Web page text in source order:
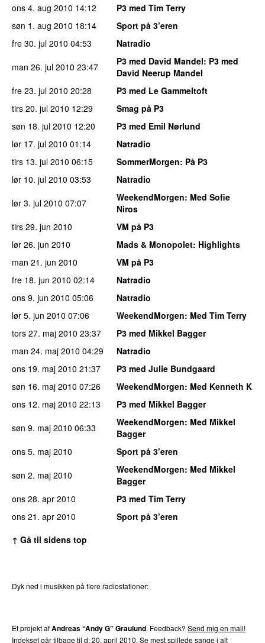
ons 4. aug 2010 14:12
P3 med Tim Terry
søn 1. aug 2010 18:14
Sport på 3’eren
fre 30. jul 2010 04:53
Natradio
man 26. jul 2010 23:47 P3 med David Mandel: P3 med
David Neerup Mandel
fre 23. jul 2010 20:28
P3 med Le Gammeltoft
tirs 20. jul 2010 12:29
Smag på P3
søn 18. jul 2010 12:20
P3 med Emil Nørlund
lør 17. jul 2010 01:14
Natradio
tirs 13. jul 2010 06:15 SommerMorgen: På P3
lør 10. jul 2010 03:53
Natradio
lør 3. jul 2010 07:07 WeekendMorgen: Med Sofie
Niros
tirs 29. jun 2010
VM på P3
lør 26. jun 2010
Mads & Monopolet: Highlights
man 21. jun 2010
VM på P3
fre 18. jun 2010 02:14
Natradio
ons 9. jun 2010 05:06
Natradio
lør 5. jun 2010 07:06 WeekendMorgen: Med Tim Terry
tors 27. maj 2010 23:37
P3 med Mikkel Bagger
man 24. maj 2010 04:29
Natradio
ons 19. maj 2010 21:37
P3 med Julie Bundgaard
søn 16. maj 2010 07:26 WeekendMorgen: Med Kenneth K
ons 12. maj 2010 22:13
P3 med Mikkel Bagger
søn 9. maj 2010 06:33 WeekendMorgen: Med Mikkel
Bagger
ons 5. maj 2010
Sport på 3’eren
søn 2. maj 2010
WeekendMorgen: Med Mikkel
Bagger
ons 28. apr 2010
P3 med Tim Terry
ons 21. apr 2010
Sport på 3’eren
↑ Gå til sidens top
Dyk ned i musikken på flere radiostationer:
Et projekt afAndreas “Andy G” Graulund. Feedback? Send mig en mail!
Indekset går tilbage til d. 20. april 2010. Se mest spillede sange i alt